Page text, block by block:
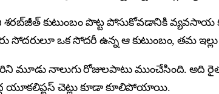
కుటుంబం పొట్ట పోసుకోవడానికి వ్యవసాయ
ఒక సోదరీ ఉన్న ఆ కుటుంబం, తమ ఇల్లు
మూడు నాలుగు రోజులపాటు ముంచేసింది. అది
యూకలిప్టస్ చెట్లు కూడా కూలిపోయాయి.